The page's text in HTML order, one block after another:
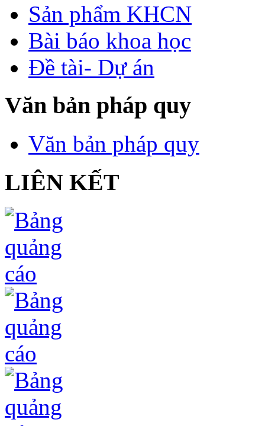
Sản phẩm KHCN
Bài báo khoa học
Đề tài- Dự án
Văn bản pháp quy
Văn bản pháp quy
LIÊN KẾT